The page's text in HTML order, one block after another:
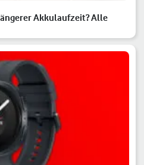
Akkulaufzeit? Alle